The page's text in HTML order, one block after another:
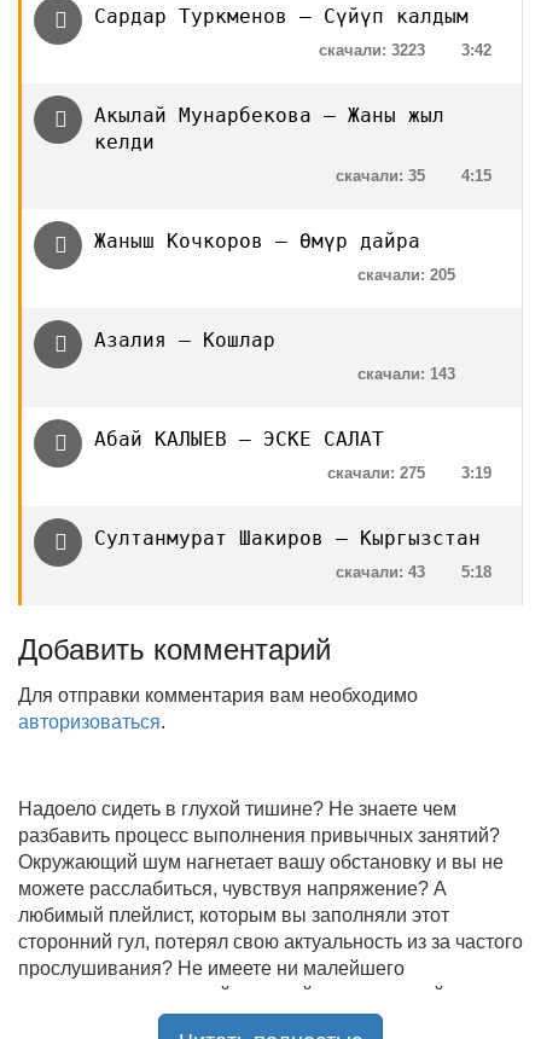
Сардар Туркменов — Сүйүп калдым
3:42
скачали: 3223
Акылай Мунарбекова — Жаны жыл
келди
4:15
скачали: 35
Жаныш Кочкоров — Өмүр дайра
скачали: 205
Азалия — Кошлар
скачали: 143
Абай КАЛЫЕВ — ЭСКЕ САЛАТ
3:19
скачали: 275
Султанмурат Шакиров — Кыргызстан
5:18
скачали: 43
Добавить комментарий
Для отправки комментария вам необходимо
авторизоваться.
Надоело сидеть в глухой тишине? Не знаете чем
разбавить процесс выполнения привычных занятий?
Окружающий шум нагнетает вашу обстановку и вы не
можете расслабиться, чувствуя напряжение? А
любимый плейлист, которым вы заполняли этот
сторонний гул, потерял свою актуальность из за частого
прослушивания? Не имеете ни малейшего
представления, где найти новый качественный контент
на замену старому? В таком случае вы обратились по